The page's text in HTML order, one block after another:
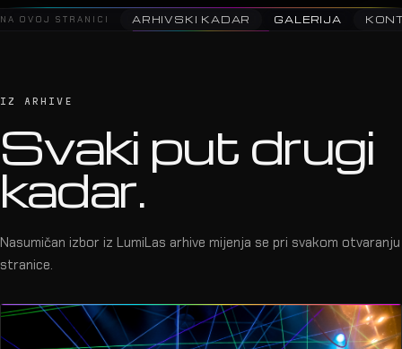
NA OVOJ STRANICI ARHIVSKI KADAR GALERIJA
IZ ARHIVE
Svaki put drugi
kadar.
Nasumičan izbor iz LumiLas arhive mijenja se pri svakom otvaranju
stranice.